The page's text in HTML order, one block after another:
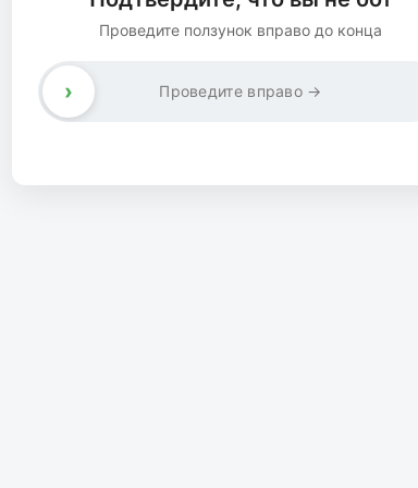
Проведите ползунок вправо до конца
Проведите вправо →
›